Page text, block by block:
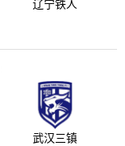
辽宁铁人
武汉三镇